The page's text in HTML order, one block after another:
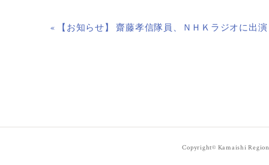
« 【お知らせ】 齋藤孝信隊員、ＮＨＫラジオに出
Copyright© Kamaishi